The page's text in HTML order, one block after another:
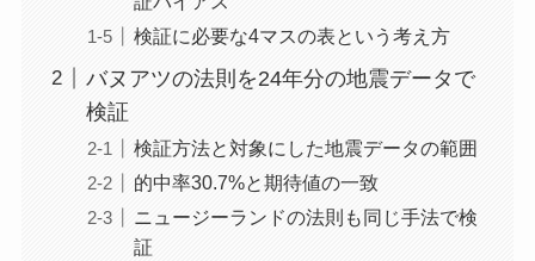
検証に必要な4マスの表という考え方
バヌアツの法則を24年分の地震データで
検証
検証方法と対象にした地震データの範囲
的中率30.7%と期待値の一致
ニュージーランドの法則も同じ手法で検
証